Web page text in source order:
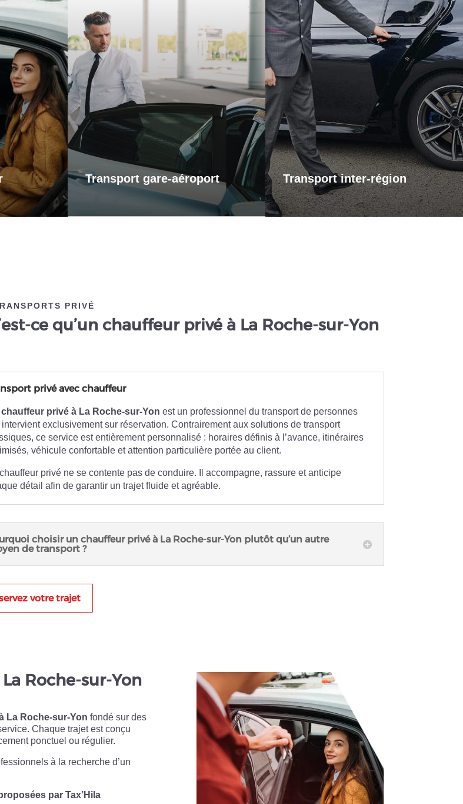
en ville,
ou un
je vous
trajets
d’un
alliant
Transport gare-aéroport
Transports gare-aéroport
Pour vos départs comme pour vos
retours, profitez d’un service de
transport fiable et ponctuel vers les
gares et aéroports. Je m’assure que
vous arriviez à l’heure, sans contrainte
et dans un confort optimal. Que vous
voyagiez pour affaires ou pour le
plaisir, laissez-moi gérer votre trajet
afin que vous puissiez vous concentrer
sur l’essentiel : votre voyage.
Transport inter-région
Transports inter-région
Pour vos trajets longue distance, je
vous propose un service de transport
inter-régional fiable et confortable. Que
ce soit pour des raisons personnelles
ou professionnelles, bénéficiez d’un
accompagnement adapté à vos
besoins, avec des trajets sûrs et sur
mesure.
PRIVÉ
ce qu’un chauffeur privé à La Roche-sur-Yon
privé avec chauffeur
chauffeur privé à La Roche-sur-Yon est un professionnel du transport de personnes
exclusivement sur réservation. Contrairement aux solutions de transport
ce service est entièrement personnalisé : horaires définis à l’avance, itinéraires
véhicule confortable et attention particulière portée au client.
privé ne se contente pas de conduire. Il accompagne, rassure et anticipe
détail afin de garantir un trajet fluide et agréable.
choisir un chauffeur privé à La Roche-sur-Yon plutôt qu’un autre
de transport ?
votre trajet
Roche-sur-Yon
La Roche-sur-Yon fondé sur des
Chaque trajet est conçu
ponctuel ou régulier.
à la recherche d’un
par Tax’Hila